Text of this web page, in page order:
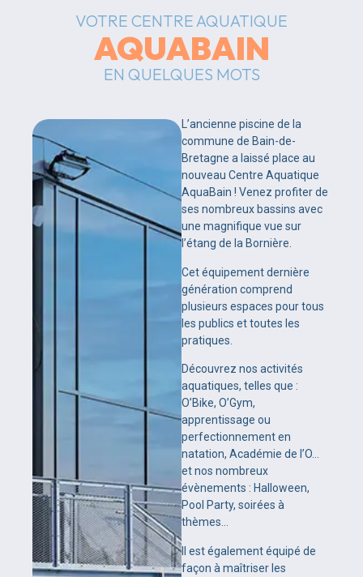
VOTRE CENTRE AQUATIQUE
AQUABAIN
EN QUELQUES MOTS
L’ancienne piscine de la
commune de Bain-de-
Bretagne a laissé place au
nouveau Centre Aquatique
AquaBain ! Venez profiter de
ses nombreux bassins avec
une magnifique vue sur
l’étang de la Bornière.
Cet équipement dernière
génération comprend
plusieurs espaces pour tous
les publics et toutes les
pratiques.
Découvrez nos activités
aquatiques, telles que :
O’Bike, O’Gym,
apprentissage ou
perfectionnement en
natation, Académie de l’O…
et nos nombreux
évènements : Halloween,
Pool Party, soirées à
thèmes…
Il est également équipé de
façon à maîtriser les